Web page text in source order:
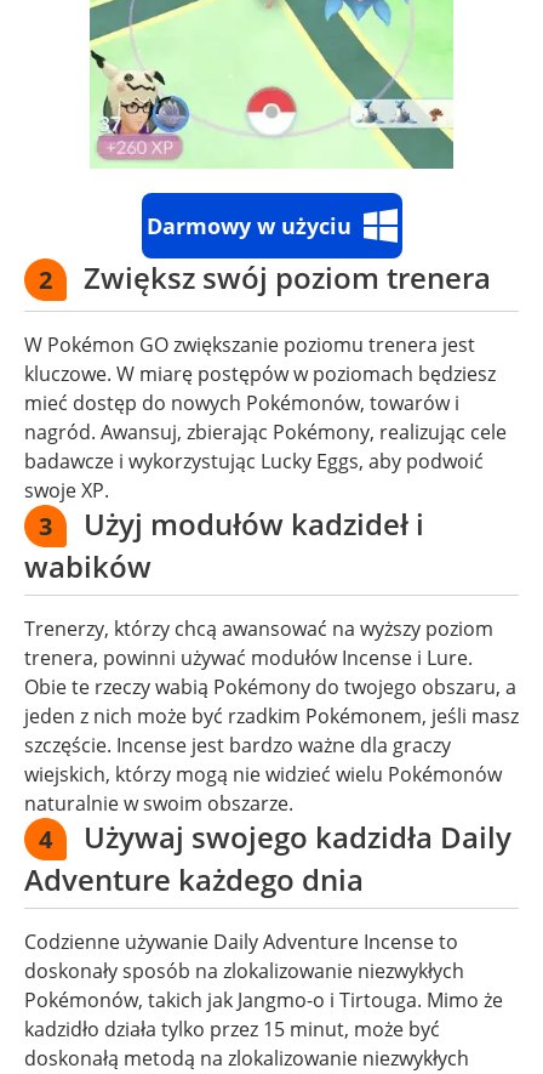
Darmowy w użyciu
2 Zwiększ swój poziom trenera
W Pokémon GO zwiększanie poziomu trenera jest
kluczowe. W miarę postępów w poziomach będziesz
mieć dostęp do nowych Pokémonów, towarów i
nagród. Awansuj, zbierając Pokémony, realizując cele
badawcze i wykorzystując Lucky Eggs, aby podwoić
swoje XP.
3
Użyj modułów kadzideł i
wabików
Trenerzy, którzy chcą awansować na wyższy poziom
trenera, powinni używać modułów Incense i Lure.
Obie te rzeczy wabią Pokémony do twojego obszaru, a
jeden z nich może być rzadkim Pokémonem, jeśli masz
szczęście. Incense jest bardzo ważne dla graczy
wiejskich, którzy mogą nie widzieć wielu Pokémonów
naturalnie w swoim obszarze.
4
Używaj swojego kadzidła Daily
Adventure każdego dnia
Codzienne używanie Daily Adventure Incense to
doskonały sposób na zlokalizowanie niezwykłych
Pokémonów, takich jak Jangmo-o i Tirtouga. Mimo że
kadzidło działa tylko przez 15 minut, może być
doskonałą metodą na zlokalizowanie niezwykłych